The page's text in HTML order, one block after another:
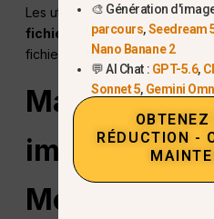
Les utilisateurs gratuits
fichiers par jouret ne peut
fichier/projet.
images et
Médias en
🎨 Génération
parcours,Seedream
Nano Banane 2
💬 AI Chat : GPT-5.6,
Sonnet 5, Gemini
RÉDUCTION -